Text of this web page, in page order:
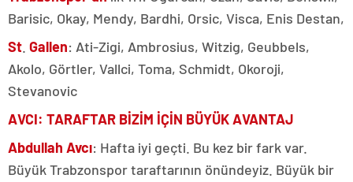
Barisic, Okay, Mendy, Bardhi, Orsic, Visca, Enis Destan,
St Gallen: Ati-Zigi, Ambrosius, Witzig, Geubbels,
Akolo, Görtler, Vallci, Toma, Schmidt, Okoroji,
Stevanovic
AVCI: TARAFTAR BİZİM İÇİN BÜYÜK AVANTAJ
Abdullah Avcı: Hafta iyi geçti. Bu kez bir fark var.
Büyük Trabzonspor taraftarının önündeyiz. Büyük bir